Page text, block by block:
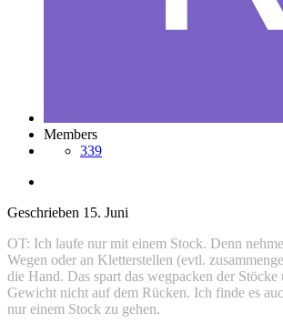
Members
339
Geschrieben 15. Juni
OT: Ich laufe nur mit einem Stock. Denn
Wegen oder an Kletterstellen (evtl.
die Hand. Das spart das wegpacken der Stöcke
Gewicht nicht auf dem Rücken. Ich finde es
nur einem Stock zu gehen.